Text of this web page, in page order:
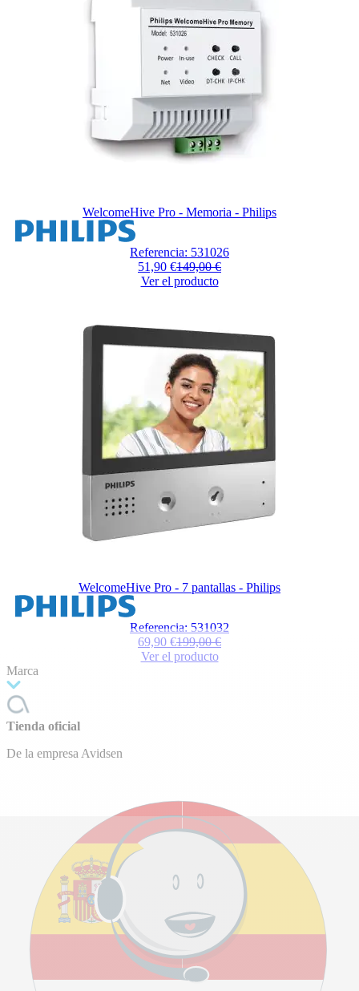
WelcomeHive Pro - Memoria - Philips
Referencia: 531026
51,90 €149,00 €
Ver el producto
WelcomeHive Pro - 7 pantallas - Philips
Referencia: 531032
69,90 €199,00 €
Ver el producto
Marca
Tienda oficial
De la empresa Avidsen